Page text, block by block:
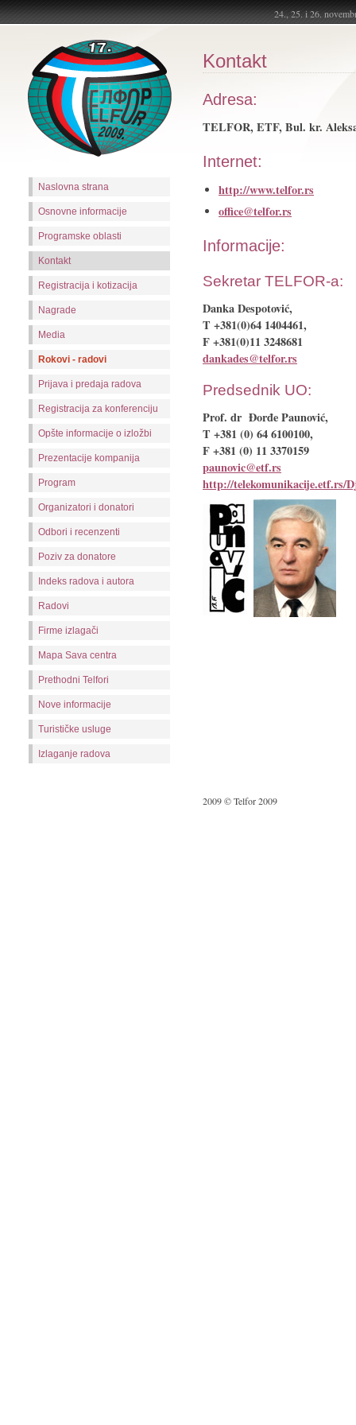
24., 25. i 26.
Naslovna strana
Osnovne informacije
Programske oblasti
Kontakt
Registracija i kotizacija
Nagrade
Media
Rokovi - radovi
Prijava i predaja radova
Registracija za konferenciju
Opšte informacije o izložbi
Prezentacije kompanija
Program
Organizatori i donatori
Odbori i recenzenti
Poziv za donatore
Indeks radova i autora
Radovi
Firme izlagači
Mapa Sava centra
Prethodni Telfori
Nove informacije
Turističke usluge
Izlaganje radova
Kontakt
Adresa:
TELFOR, ETF, Bul. kr.
Internet:
http://www.telfor.rs
office@telfor.rs
Informacije:
Sekretar TELFOR-a:
Danka Despotović,
T +381(0)64 1404461,
F +381(0)11 3248681
dankades@telfor.rs
Predsednik UO:
Prof. dr Đorđe Paunović,
T +381 (0) 64 6100100,
F +381 (0) 11 3370159
paunovic@etf.rs
http://telekomunikacije.etf.rs/
2009 © Telfor 2009